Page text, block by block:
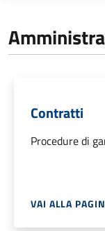
Contratti
Procedure di
VAI ALLA